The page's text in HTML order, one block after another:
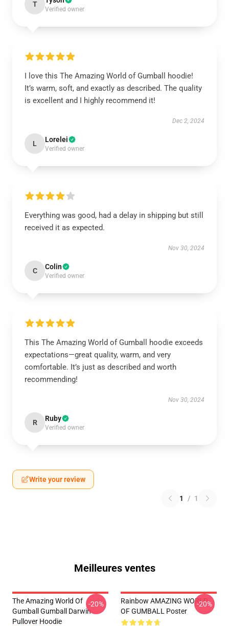
T
Verified owner
I love this The Amazing World of Gumball hoodie!
It’s warm, soft, and exactly as described. The quality
is excellent and I highly recommend it!
Dec 2, 2024
L Lorelei
Verified owner
Everything was good, had a delay in shipping but still
received it as expected.
Nov 30, 2024
C Colin
Verified owner
This The Amazing World of Gumball hoodie exceeds
expectations—great quality, warm, and very
comfortable. It’s just as described and worth
recommending!
Nov 30, 2024
R Ruby
Verified owner
Write your review
1 / 1
Meilleures ventes
The Amazing World Of
Gumball Gumball Darwin
Pullover Hoodie
-20%
Rainbow AMAZING WORLD
OF GUMBALL Poster
-20%